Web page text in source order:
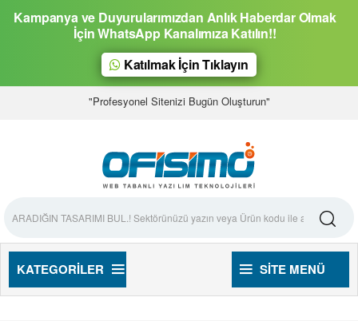
Kampanya ve Duyurularımızdan Anlık Haberdar Olmak
İçin WhatsApp Kanalımıza Katılın!!
Katılmak İçin Tıklayın
"Profesyonel Sitenizi Bugün Oluşturun"
KATEGORILER SITE MENÜ